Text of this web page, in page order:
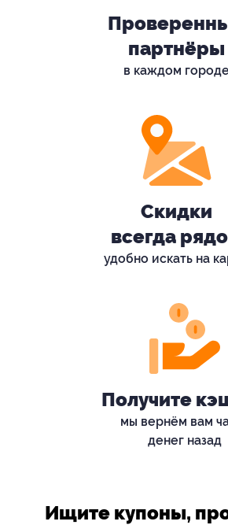
партнёры
в каждом
Скидки
всегда
удобно искать на
Получите
мы вернём вам
денег назад
Ищите купоны,